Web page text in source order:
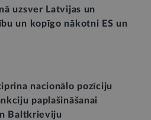
uzsver Latvijas un
un kopīgo nākotni ES un
nacionālo pozīciju
paplašināšanai
Baltkrieviju